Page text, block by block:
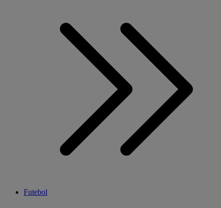
Futebol